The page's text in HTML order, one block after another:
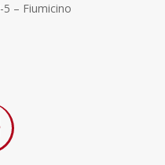
– Fiumicino